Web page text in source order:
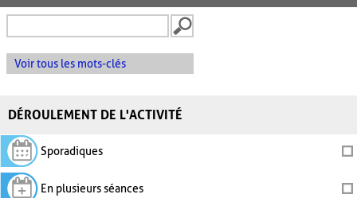
Voir tous les mots-clés
DÉROULEMENT DE L'ACTIVITÉ
Sporadiques
En plusieurs séances